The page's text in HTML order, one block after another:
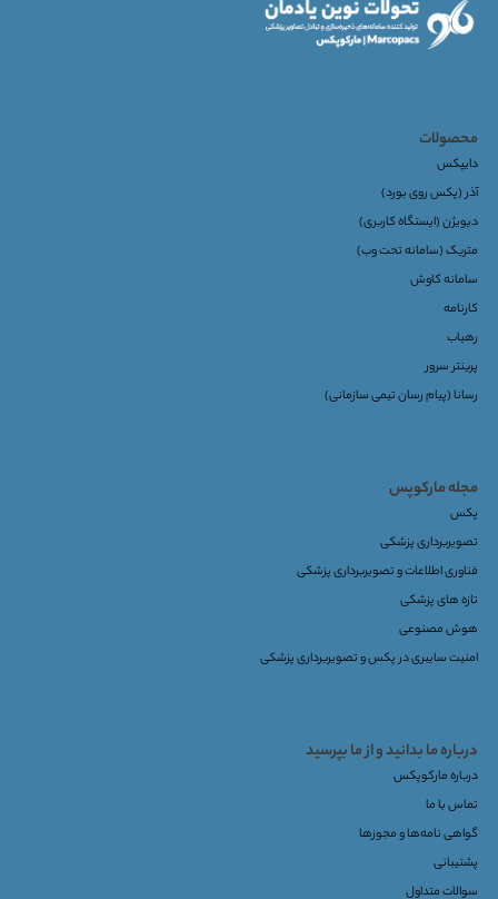
محصولات
دایپکس
آذر (پکس روی بورد)
دیویژن (ایستگاه کاربری)
متریک (سامانه تحت وب)
سامانه کاوش
کارنامه
رهیاب
پرینتر سرور
رسانا (پیام رسان تیمی سازمانی)
مجله مارکوپس
پکس
تصویربرداری پزشکی
فناوری اطلاعات و تصویربرداری پزشکی
تازه های پزشکی
هوش مصنوعی
امنیت سایبری در پکس و تصویربرداری پزشکی
درباره ما بدانید و از ما بپرسید
درباره مارکوپکس
تماس با ما
گواهی نامه‌ها و مجوزها
پشتیبانی
سوالات متداول